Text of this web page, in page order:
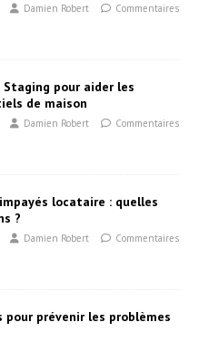
Damien Robert
Commentaires
Staging pour aider les
de maison
Damien Robert
Commentaires
locataire : quelles
?
Damien Robert
Commentaires
pour prévenir les problèmes